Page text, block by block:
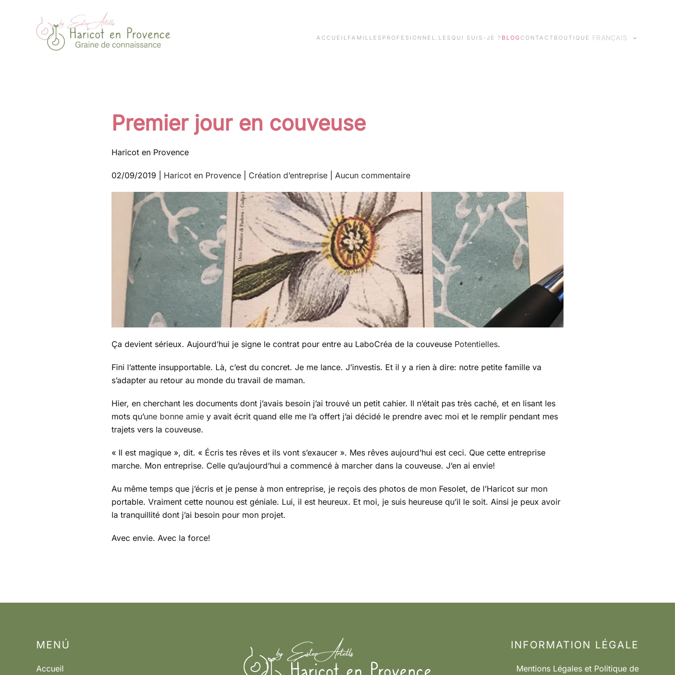
Passer au contenu principal
ACCUEIL FAMILLES PROFESIONNEL.LES QUI SUIS-JE ? BLOG CONTACT BOUTIQUE Idiomas
Premier jour en couveuse
Haricot en Provence
02/09/2019 Haricot en Provence Création d’entreprise Aucun commentairesur
jour
en
couveuse
Ça devient sérieux. Aujourd’hui je signe le contrat pour entre au LaboCréa de la couveuse Potentielles.
Fini l’attente insupportable. Là, c’est du concret. Je me lance. J’investis. Et il y a rien à dire: notre petite famille va
s’adapter au retour au monde du travail de maman.
Hier, en cherchant les documents dont j’avais besoin j’ai trouvé un petit cahier. Il n’était pas très caché, et en lisant les
mots qu’une bonne amie y avait écrit quand elle me l’a offert j’ai décidé le prendre avec moi et le remplir pendant mes
trajets vers la couveuse.
« Il est magique », dit. « Écris tes rêves et ils vont s’exaucer ». Mes rêves aujourd’hui est ceci. Que cette entreprise
marche. Mon entreprise. Celle qu’aujourd’hui a commencé à marcher dans la couveuse. J’en ai envie!
Au même temps que j’écris et je pense à mon entreprise, je reçois des photos de mon Fesolet, de l’Haricot sur mon
portable. Vraiment cette nounou est géniale. Lui, il est heureux. Et moi, je suis heureuse qu’il le soit. Ainsi je peux avoir
la tranquillité dont j’ai besoin pour mon projet.
Avec envie. Avec la force!
MENÚ
Accueil
INFORMATION LÉGALE
Mentions Légales et Politique de